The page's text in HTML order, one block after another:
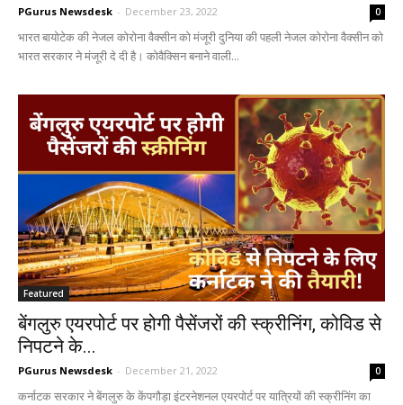
PGurus Newsdesk - December 23, 2022 0
भारत बायोटेक की नेजल कोरोना वैक्सीन को मंजूरी दुनिया की पहली नेजल कोरोना वैक्सीन को
भारत सरकार ने मंजूरी दे दी है। कोवैक्सिन बनाने वाली...
Featured
बेंगलुरु एयरपोर्ट पर होगी पैसेंजरों की स्क्रीनिंग, कोविड से
निपटने के...
PGurus Newsdesk - December 21, 2022 0
कर्नाटक सरकार ने बेंगलुरु के केंपगौड़ा इंटरनेशनल एयरपोर्ट पर यात्रियों की स्क्रीनिंग का